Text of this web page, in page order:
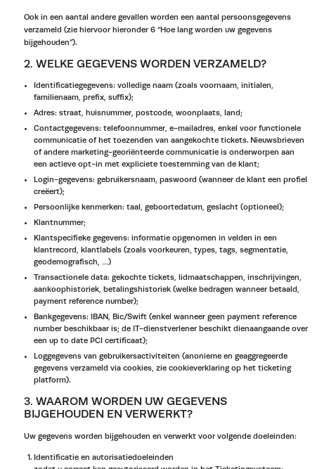
Ook in een aantal andere gevallen worden een aantal persoonsgegevens
verzameld (zie hiervoor hieronder 6 “Hoe lang worden uw gegevens
bijgehouden”).
2. WELKE GEGEVENS WORDEN VERZAMELD?
Identificatiegegevens: volledige naam (zoals voornaam, initialen,
familienaam, prefix, suffix);
Adres: straat, huisnummer, postcode, woonplaats, land;
Contactgegevens: telefoonnummer, e-mailadres, enkel voor functionele
communicatie of het toezenden van aangekochte tickets. Nieuwsbrieven
of andere marketing-georiënteerde communicatie is onderworpen aan
een actieve opt-in met expliciete toestemming van de klant;
Login-gegevens: gebruikersnaam, paswoord (wanneer de klant een profiel
creëert);
Persoonlijke kenmerken: taal, geboortedatum, geslacht (optioneel);
Klantnummer;
Klantspecifieke gegevens: informatie opgenomen in velden in een
klantrecord, klantlabels (zoals voorkeuren, types, tags, segmentatie,
geodemografisch, …)
Transactionele data: gekochte tickets, lidmaatschappen, inschrijvingen,
aankoophistoriek, betalingshistoriek (welke bedragen wanneer betaald,
payment reference number);
Bankgegevens: IBAN, Bic/Swift (enkel wanneer geen payment reference
number beschikbaar is; de IT-dienstverlener beschikt dienaangaande over
een up to date PCI certificaat);
Loggegevens van gebruikersactiviteiten (anonieme en geaggregeerde
gegevens verzameld via cookies, zie cookieverklaring op het ticketing
platform).
3. WAAROM WORDEN UW GEGEVENS
BIJGEHOUDEN EN VERWERKT?
Uw gegevens worden bijgehouden en verwerkt voor volgende doeleinden:
Identificatie en autorisatiedoeleinden